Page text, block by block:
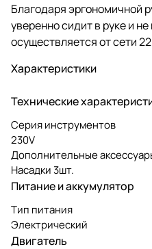
Благодаря эргономичной
уверенно сидит в руке и
осуществляется от сети
Характеристики
Технические
Серия инструментов
230V
Дополнительные
Насадки 3шт.
Питание и аккумулятор
Тип питания
Электрический
Двигатель